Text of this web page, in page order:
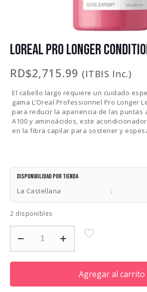
LOREAL PRO LONGER
RD$2,715.99 (ITBIS Inc.)
El cabello largo requiere un cuidado
gama L’Oreal Professionnel Pro Longer
para reducir la apariencia de las puntas
A100 y aminoácidos, este
en la fibra capilar para sostener y
Disponibilidad por tienda
La Castellana :
2 disponibles
PRO
Agregar al carrito